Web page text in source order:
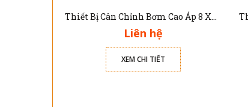
Thiết Bị Cân Chỉnh Bơm Cao Áp 8 Xy Lanh DNB-103W
Liên hệ
XEM CHI TIẾT